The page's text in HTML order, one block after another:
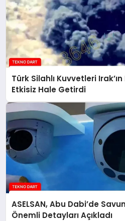
Türk Silahlı Kuvvetleri
Etkisiz Hale Getirdi
ASELSAN, Abu Dabi’de
Önemli Detayları Açıkladı